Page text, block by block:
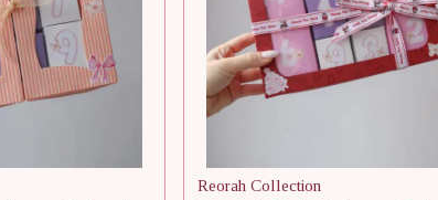
Reorah Collection